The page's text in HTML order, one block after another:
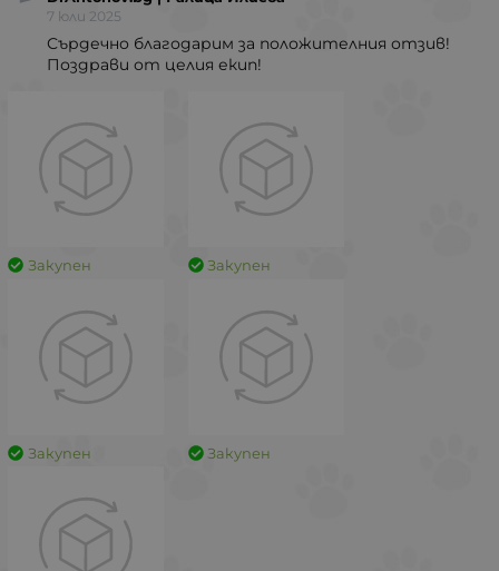
7 юли 2025
Сърдечно благодарим за положителния отзив!
Поздрави от целия екип!
Закупен Закупен
Закупен Закупен